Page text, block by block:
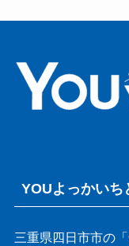
YOUよっかいち
三重県四日市市の